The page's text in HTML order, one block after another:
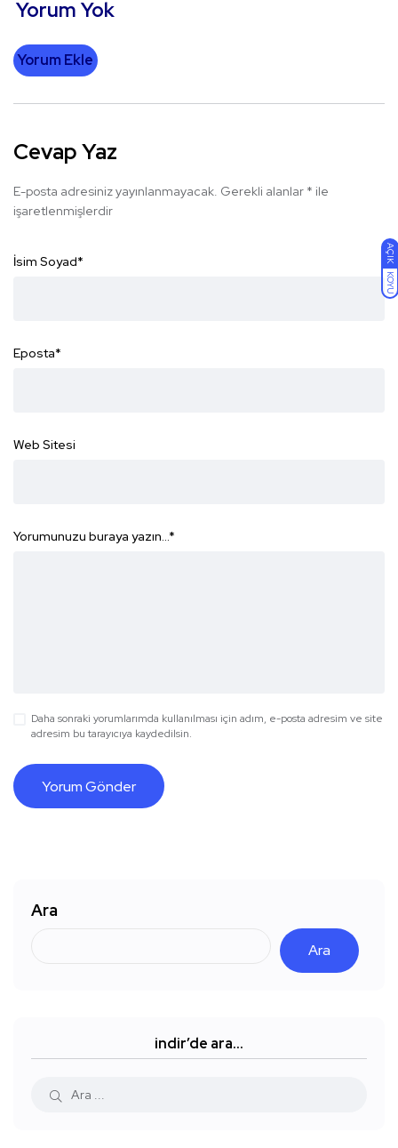
AÇIK
KOYU
Yorum Yok
Yorum Ekle
Cevap Yaz
E-posta adresiniz yayınlanmayacak. Gerekli alanlar * ile
işaretlenmişlerdir
İsim Soyad*
Eposta*
Web Sitesi
Yorumunuzu buraya yazın...*
Daha sonraki yorumlarımda kullanılması için adım, e-posta adresim ve site
adresim bu tarayıcıya kaydedilsin.
Ara
Ara
indir’de ara…